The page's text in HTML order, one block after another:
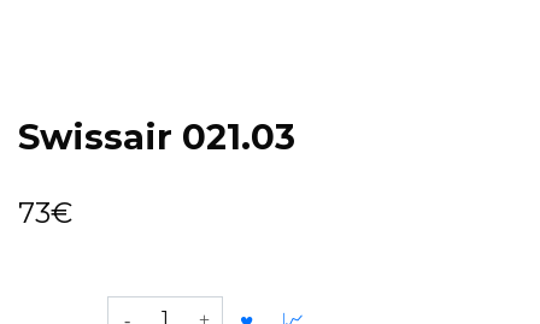
Swissair 021.03
73€
Swissair